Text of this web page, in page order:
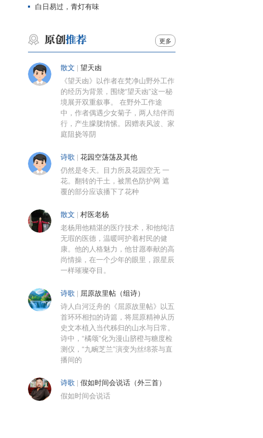
白日易过，青灯有味
更多
散文 望天凼
《望天凼》以作者在梵净山野外工作
的经历为背景，围绕“望天凼”这一秘
境展开双重叙事。 在野外工作途
中，作者偶遇少女菊子，两人结伴而
行，产生朦胧情愫。因赠表风波、家
庭阻挠等阴
诗歌 花园空荡荡及其他
仍然是冬天。目力所及花园空无 一
花。翻转的干土，被黑色防护网 遮
覆的部分应该播下了花种
散文 村医老杨
老杨用他精湛的医疗技术，和他纯洁
无瑕的医德，温暖呵护着村民的健
康。他的人格魅力，他甘愿奉献的高
尚情操，在一个少年的眼里，跟星辰
一样璀璨夺目。
诗歌 屈原故里帖（组诗）
诗人白河泛舟的《屈原故里帖》以五
首环环相扣的诗篇，将屈原精神从历
史文本植入当代秭归的山水与日常。
诗中，“橘颂”化为漫山脐橙与糖度检
测仪，“九畹芝兰”演变为丝绵茶与直
播间的
诗歌 假如时间会说话（外三首）
假如时间会说话